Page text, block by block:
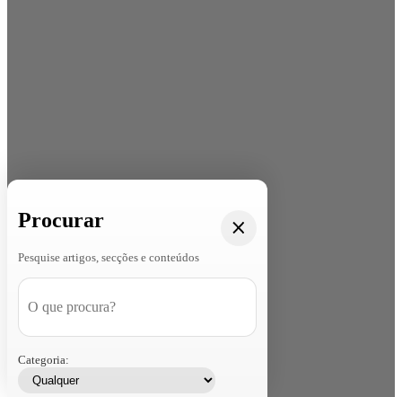
Procurar
Pesquise artigos, secções e conteúdos
Categoria: